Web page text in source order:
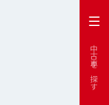
中古車を探す